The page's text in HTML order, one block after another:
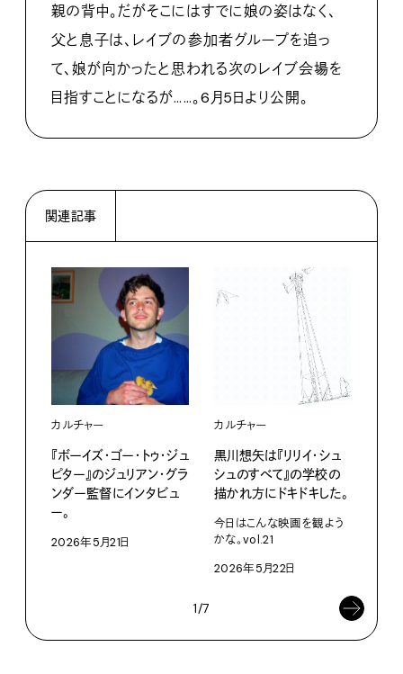
親の背中。だがそこにはすでに娘の姿はなく、
父と息子は、レイブの参加者グループを追っ
て、娘が向かったと思われる次のレイブ会場を
目指すことになるが……。6月5日より公開。
関連記事
カルチャー
『ボーイズ・ゴー・トゥ・ジュ
ピター』のジュリアン・グラ
ンダー監督にインタビュ
ー。
2026年5月21日
カルチャー
黒川想矢は『リリイ・シュ
シュのすべて』の学校の
描かれ方にドキドキした。
今日はこんな映画を観よう
かな。vol.21
2026年5月22日
1/7